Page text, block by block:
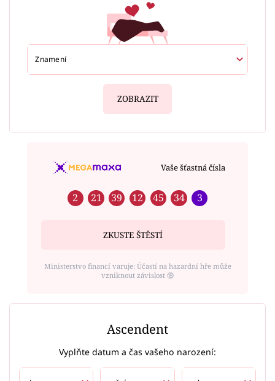
ZOBRAZIT
Vaše šťastná čísla
2 21 39 12 45 34 3
ZKUSTE ŠTĚSTÍ
Ministerstvo financí varuje: Účastí na hazardní hře může
vzniknout závislost ⑱
Ascendent
Vyplňte datum a čas vašeho narození: